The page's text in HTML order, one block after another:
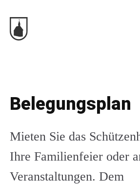
Schützenhaus
Aktivitäten
Belegungsplan
Mieten Sie das
Ihre Familienfeier oder
Veranstaltungen. Dem